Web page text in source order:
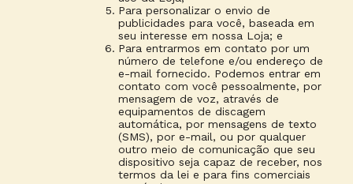
Para personalizar o envio de
publicidades para você, baseada em
seu interesse em nossa Loja; e
Para entrarmos em contato por um
número de telefone e/ou endereço de
e-mail fornecido. Podemos entrar em
contato com você pessoalmente, por
mensagem de voz, através de
equipamentos de discagem
automática, por mensagens de texto
(SMS), por e-mail, ou por qualquer
outro meio de comunicação que seu
dispositivo seja capaz de receber, nos
termos da lei e para fins comerciais